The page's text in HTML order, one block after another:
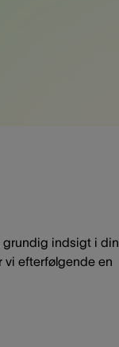
grundig indsigt i din
vi efterfølgende en